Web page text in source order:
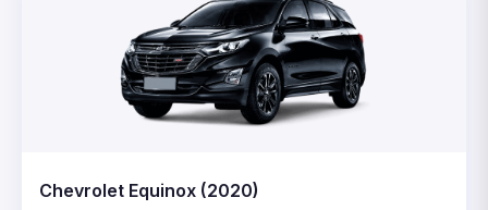
Chevrolet Equinox (2020)